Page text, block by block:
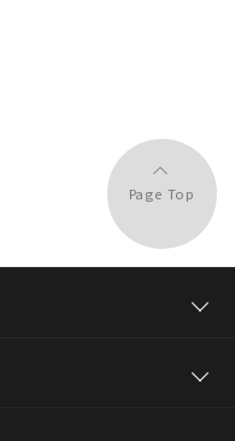
Page Top